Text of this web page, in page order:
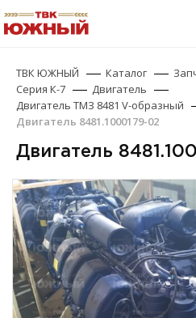
ТВК ЮЖНЫЙ Каталог
Серия К-7
Двигатель
Двигатель ТМЗ 8481 V-образный
Двигатель 8481.1000179-02
Двигатель